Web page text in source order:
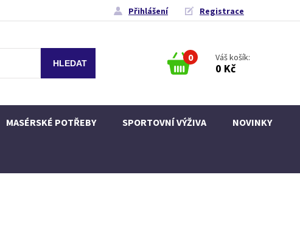
Přihlášení Registrace
0 Váš košík:
0 Kč
MASÉRSKÉ POTŘEBY SPORTOVNÍ VÝŽIVA NOVINKY